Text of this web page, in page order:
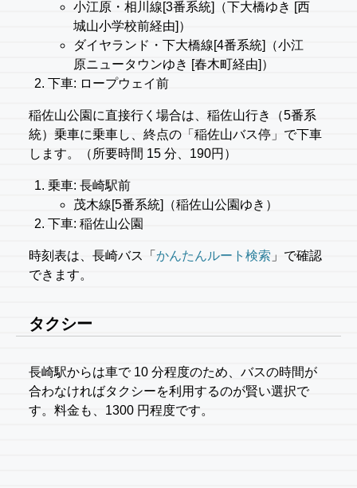
小江原・相川線[3番系統]（下大橋ゆき [西
城山小学校前経由]）
ダイヤランド・下大橋線[4番系統]（小江
原ニュータウンゆき [春木町経由]）
下車: ロープウェイ前
稲佐山公園に直接行く場合は、稲佐山行き（5番系
統）乗車に乗車し、終点の「稲佐山バス停」で下車
します。（所要時間 15 分、190円）
乗車: 長崎駅前
茂木線[5番系統]（稲佐山公園ゆき）
下車: 稲佐山公園
時刻表は、長崎バス「 かんたんルート検索 」で確認
できます。
タクシー
長崎駅からは車で 10 分程度のため、バスの時間が
合わなければタクシーを利用するのが賢い選択で
す。料金も、1300 円程度です。